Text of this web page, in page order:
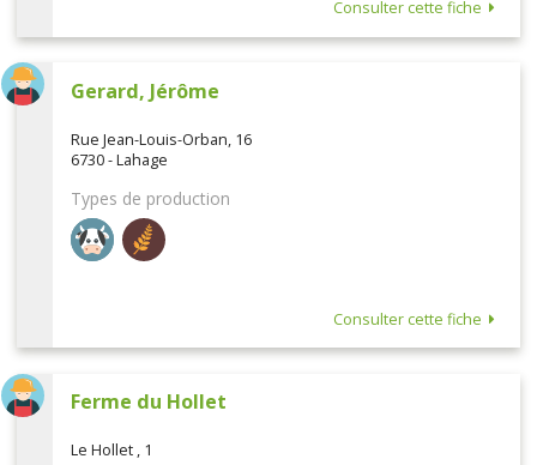
Consulter cette fiche
Gerard, Jérôme
Rue Jean-Louis-Orban, 16
6730 - Lahage
Types de production
Consulter cette fiche
Ferme du Hollet
Le Hollet , 1